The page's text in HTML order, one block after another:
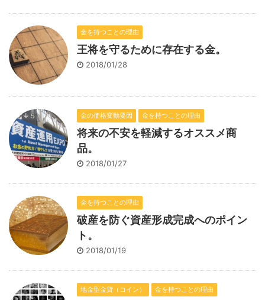
金を持つことの理由
王将を守るために存在する金。
2018/01/28
金の価格変動要因 金を持つことの理由
将来の不安を軽減するオススメ商
品。
2018/01/27
金を持つことの理由
破産を防ぐ資産形成完成へのポイン
ト。
2018/01/19
地金型金貨（コイン） 金を持つことの理由